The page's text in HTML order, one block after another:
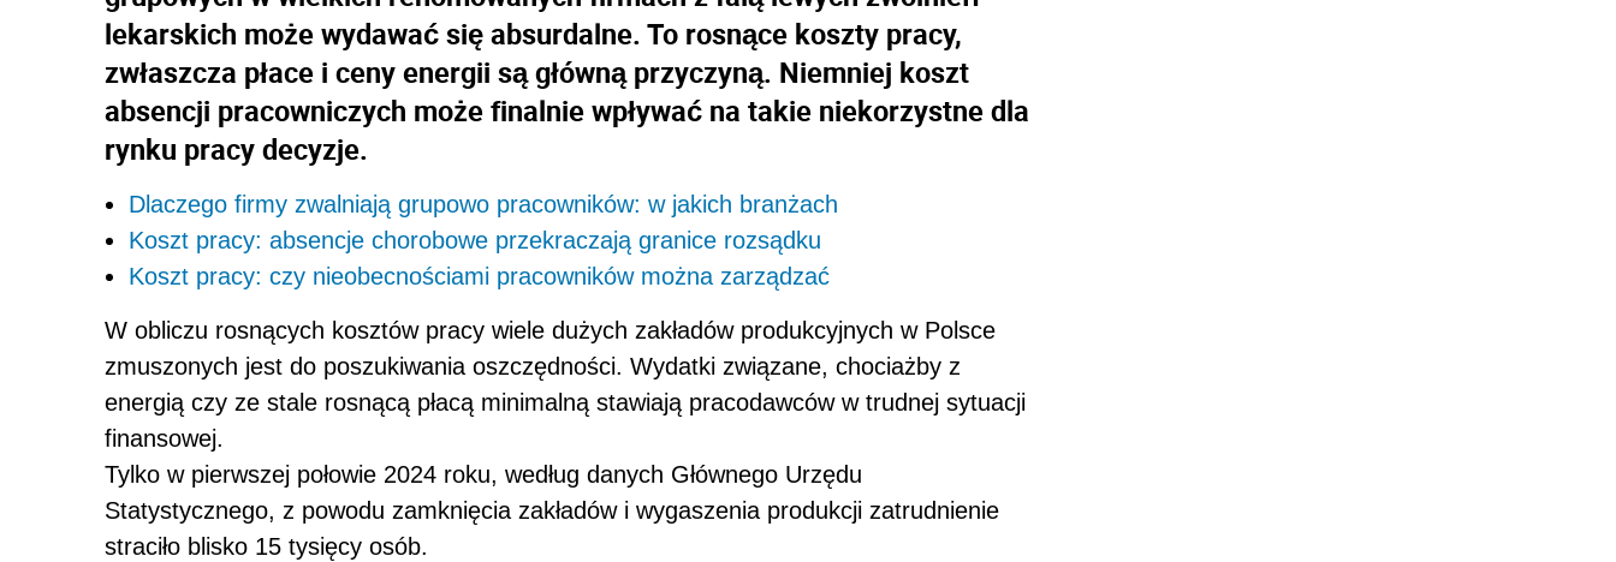
lekarskich może wydawać się absurdalne. To rosnące koszty pracy,
zwłaszcza płace i ceny energii są główną przyczyną. Niemniej koszt
absencji pracowniczych może finalnie wpływać na takie niekorzystne dla
rynku pracy decyzje.
Dlaczego firmy zwalniają grupowo pracowników: w jakich branżach
Koszt pracy: absencje chorobowe przekraczają granice rozsądku
Koszt pracy: czy nieobecnościami pracowników można zarządzać
W obliczu rosnących kosztów pracy wiele dużych zakładów produkcyjnych w Polsce
zmuszonych jest do poszukiwania oszczędności. Wydatki związane, chociażby z
energią czy ze stale rosnącą płacą minimalną stawiają pracodawców w trudnej sytuacji
finansowej.
Tylko w pierwszej połowie 2024 roku, według danych Głównego Urzędu
Statystycznego, z powodu zamknięcia zakładów i wygaszenia produkcji zatrudnienie
straciło blisko 15 tysięcy osób.